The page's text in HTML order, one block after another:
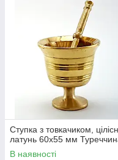
Ступка з товкачиком,
латунь 60х55 мм
В наявності